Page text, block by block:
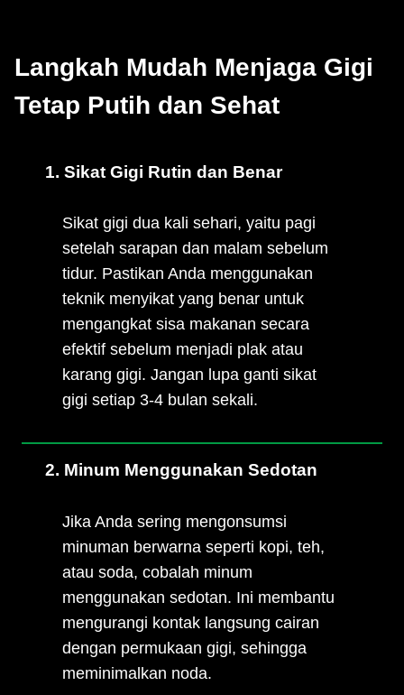
Langkah Mudah Menjaga Gigi
Tetap Putih dan Sehat
1. Sikat Gigi Rutin dan Benar
Sikat gigi dua kali sehari, yaitu pagi
setelah sarapan dan malam sebelum
tidur. Pastikan Anda menggunakan
teknik menyikat yang benar untuk
mengangkat sisa makanan secara
efektif sebelum menjadi plak atau
karang gigi. Jangan lupa ganti sikat
gigi setiap 3-4 bulan sekali.
2. Minum Menggunakan Sedotan
Jika Anda sering mengonsumsi
minuman berwarna seperti kopi, teh,
atau soda, cobalah minum
menggunakan sedotan. Ini membantu
mengurangi kontak langsung cairan
dengan permukaan gigi, sehingga
meminimalkan noda.